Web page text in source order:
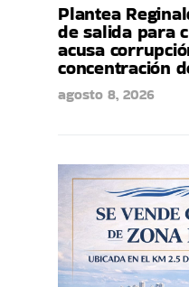
Plantea
de salida para
acusa
concentración
agosto 8, 2026